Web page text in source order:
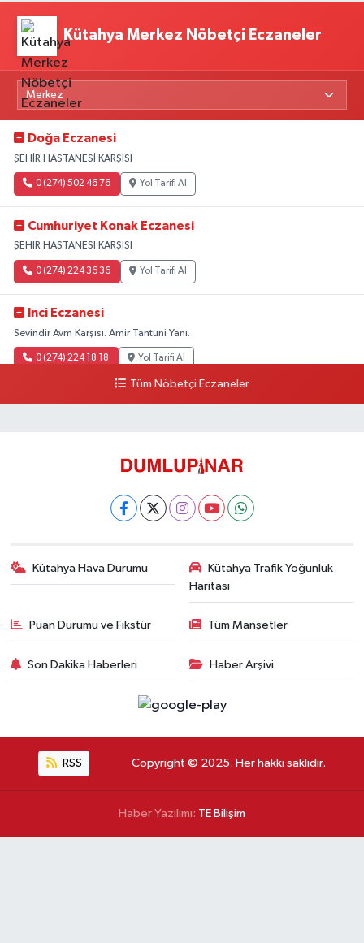
Kütahya Merkez Nöbetçi Eczaneler
Doğa Eczanesi
ŞEHİR HASTANESİ KARŞISI
0 (274) 502 46 76 Yol Tarifi Al
Cumhuriyet Konak Eczanesi
ŞEHİR HASTANESİ KARŞISI
0 (274) 224 36 36 Yol Tarifi Al
Inci Eczanesi
Sevindir Avm Karşısı. Amir Tantuni Yanı.
0 (274) 224 18 18 Yol Tarifi Al
Tüm Nöbetçi Eczaneler
Kütahya Hava Durumu
Kütahya Trafik Yoğunluk
Haritası
Puan Durumu ve Fikstür Tüm Manşetler
Son Dakika Haberleri Haber Arşivi
RSS Copyright © 2025. Her hakkı saklıdır.
Haber Yazılımı: TE Bilişim